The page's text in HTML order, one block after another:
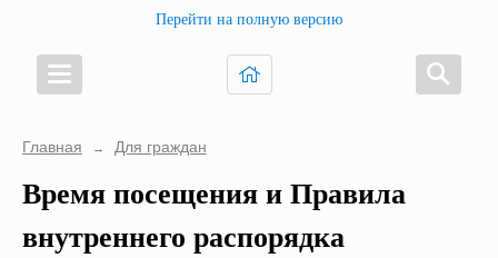
Перейти на полную версию
Главная → Для граждан
Время посещения и Правила
внутреннего распорядка